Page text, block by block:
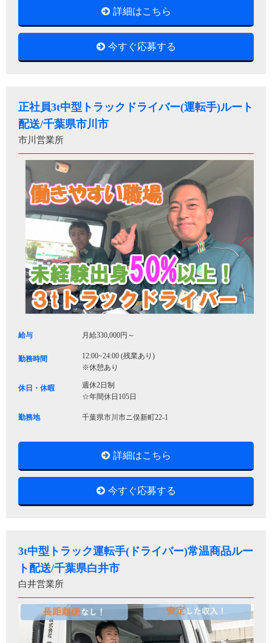
詳細はこちら
今すぐ応募する
正社員3t中型トラックドライバー(運転手)ルート
配送/千葉県市川市
市川営業所
給与 月給330,000円～
勤務時間
12:00~24:00 (残業あり)
※休憩あり
休日・休暇
週休2日制
☆年間休日105日
勤務地 千葉県市川市ニ俣新町22-1
詳細はこちら
今すぐ応募する
3t中型トラック運転手(ドライバー)常温商品ルー
ト配送/千葉県白井市
白井営業所